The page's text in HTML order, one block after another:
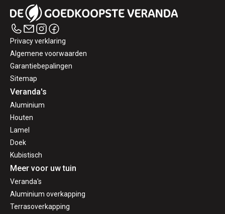
Privacy verklaring
Algemene voorwaarden
Garantiebepalingen
Sitemap
Veranda's
Aluminium
Houten
Lamel
Doek
Kubistisch
Meer voor uw tuin
Veranda's
Aluminium overkapping
Terrasoverkapping